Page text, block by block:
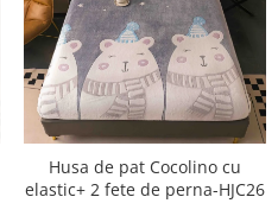
Husa de pat Cocolino cu
elastic+ 2 fete de perna-HJC26